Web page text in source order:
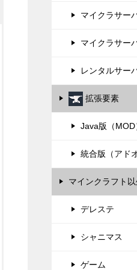
マイクラサー
マイクラサー
レンタルサー
拡張要素
Java版（MOD
統合版（アド
マインクラフト
デレステ
シャニマス
ゲーム